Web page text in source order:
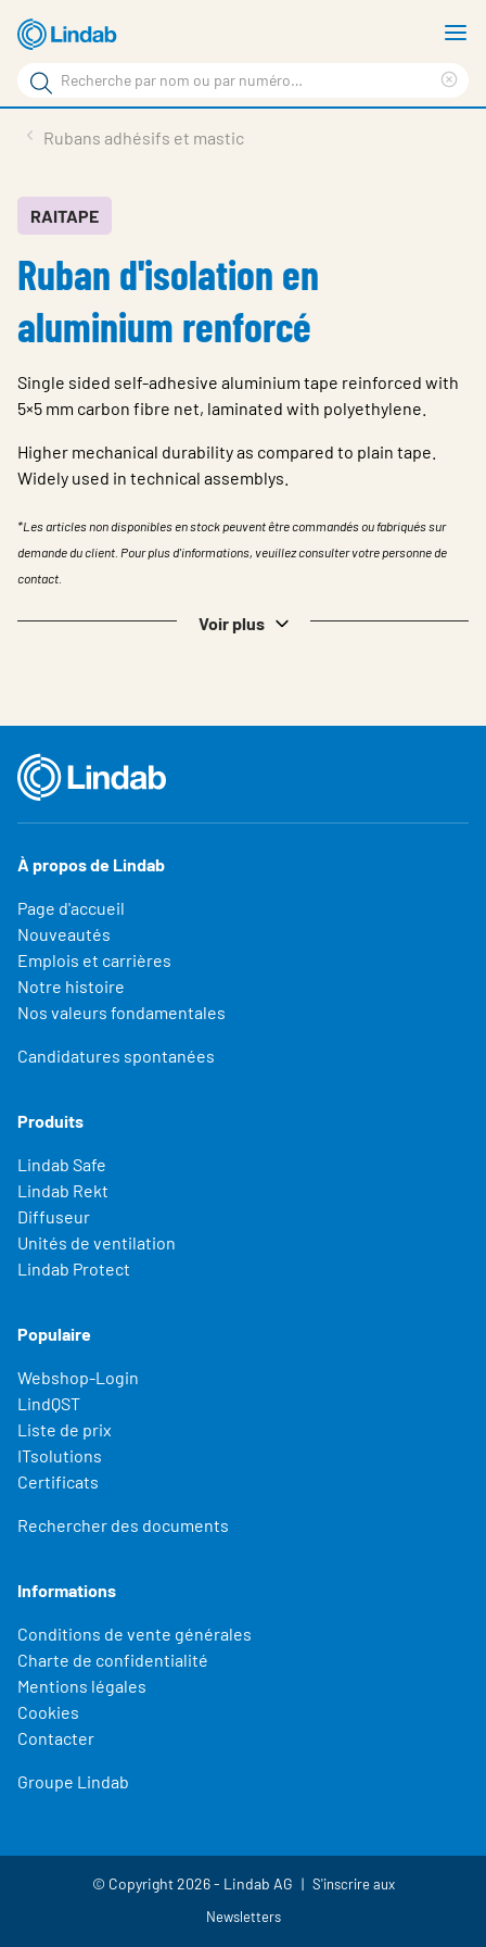
Aller
au
contenu
principal
Rechercher
Rechercher
sur
site
En vedette
À propos de Lindab
Identification
Choisir la langue
Switzerland - French
Rubans adhésifs et mastic
RAITAPE
Ruban d'isolation en
aluminium renforcé
Single sided self-adhesive aluminium tape reinforced with
5×5 mm carbon fibre net, laminated with polyethylene.
Higher mechanical durability as compared to plain tape.
Widely used in technical assemblys.
*Les articles non disponibles en stock peuvent être commandés ou fabriqués sur
demande du client. Pour plus d'informations, veuillez consulter votre personne de
contact.
Voir plus
À propos de Lindab
Page d'accueil
Nouveautés
Emplois et carrières
Notre histoire
Nos valeurs fondamentales
Candidatures spontanées
Produits
Lindab Safe
Lindab Rekt
Diffuseur
Unités de ventilation
Lindab Protect
Populaire
Webshop-Login
LindQST
Liste de prix
ITsolutions
Certificats
Rechercher des documents
Informations
Conditions de vente générales
Charte de confidentialité
Mentions légales
Cookies
Contacter
Groupe Lindab
© Copyright 2026 - Lindab AG
S'inscrire aux
Newsletters